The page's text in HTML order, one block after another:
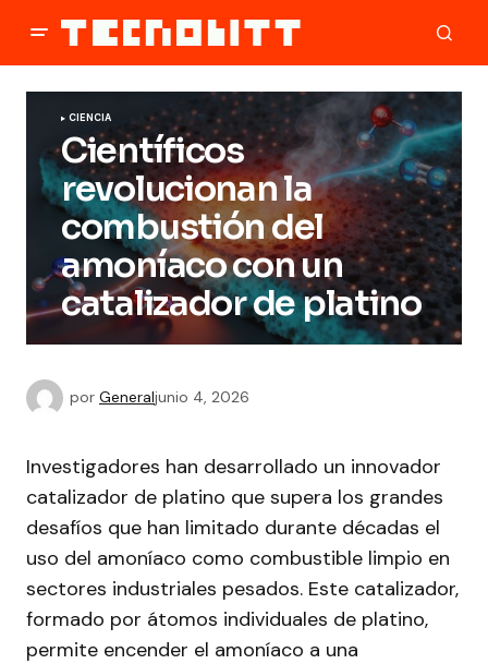
CIENCIA
Científicos
revolucionan la
combustión del
amoníaco con un
catalizador de platino
por Generaljunio 4, 2026
Investigadores han desarrollado un innovador
catalizador de platino que supera los grandes
desafíos que han limitado durante décadas el
uso del amoníaco como combustible limpio en
sectores industriales pesados. Este catalizador,
formado por átomos individuales de platino,
permite encender el amoníaco a una